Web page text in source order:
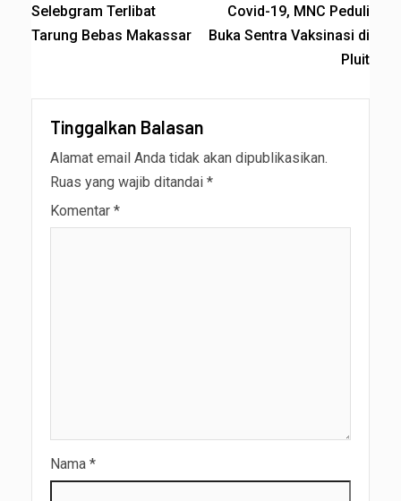
Selebgram Terlibat
Tarung Bebas Makassar
Covid-19, MNC Peduli
Buka Sentra Vaksinasi di
Pluit
Tinggalkan Balasan
Alamat email Anda tidak akan dipublikasikan.
Ruas yang wajib ditandai *
Komentar *
Nama *